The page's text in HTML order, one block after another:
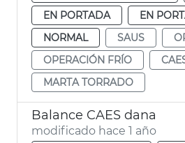
EN PORTADA
EN
NORMAL
SAUS
OPERACIÓN FRÍO
MARTA TORRADO
Balance CAES dana
modificado hace 1 año